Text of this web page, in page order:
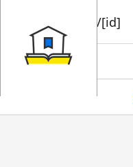
book/rent/[id]